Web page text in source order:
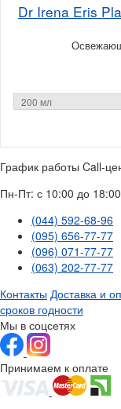
Dr Irena Eris
График работы Call-
Пн-Пт: с 10:00 до
(044) 592-68-96
(095) 656-77-77
(096) 071-77-77
(063) 202-77-77
Контакты Доставка и
сроков годности
Мы в соцсетях
Принимаем к оплате